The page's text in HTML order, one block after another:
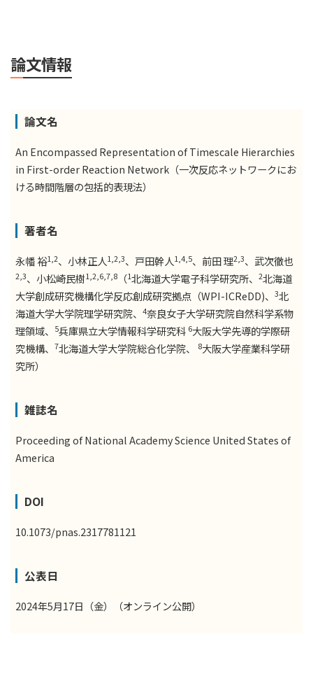
論文情報
論文名
An Encompassed Representation of Timescale Hierarchies
in First-order Reaction Network（⼀次反応ネットワークにお
ける時間階層の包括的表現法）
著者名
永幡 裕1,2、⼩林正⼈ 1,2,3、⼾⽥幹⼈ 1,4,5、前⽥ 理2,3、武次徹也
2,3、⼩松崎⺠樹1,2,6,7,8 （1北海道⼤学電⼦科学研究所、2北海道
⼤学創成研究機構化学反応創成研究拠点（WPI-ICReDD)、3北
海道⼤学⼤学院理学研究院、4奈良⼥⼦⼤学研究院⾃然科学系物
理領域、
5兵庫県⽴⼤学情報科学研究科 6⼤阪⼤学先導的学際研
究機構、7北海道⼤学⼤学院総合化学院、 8⼤阪⼤学産業科学研
究所）
雑誌名
Proceeding of National Academy Science United States of
America
DOI
10.1073/pnas.2317781121
公表日
2024年5⽉17⽇（⾦）（オンライン公開）